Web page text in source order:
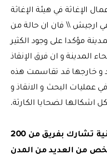
الإغاثة في هيئة الإغاثة
في ارجيش \\ فان ان حالة من
مؤكدا على وجود الكثير
المدينة و ان فرق الإنقاذ
و خارجها قد تقاسمت هذه
عمليات البحث و الانقاذ و
اشكالها لضحايا الكارثة.
هيئة الإغاثة الإنسانية تشارك بفريق من 200
من العديد من المدن